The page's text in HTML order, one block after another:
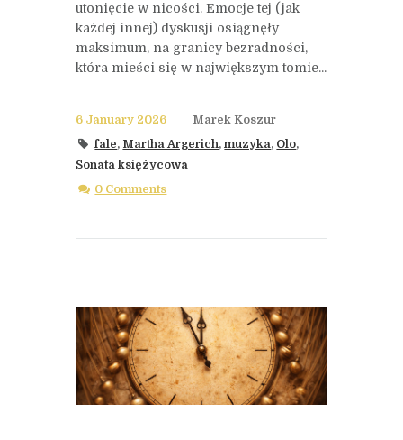
utonięcie w nicości. Emocje tej (jak
każdej innej) dyskusji osiągnęły
maksimum, na granicy bezradności,
która mieści się w największym tomie...
6 January 2026
Marek Koszur
fale, Martha Argerich,muzyka, Olo,
Sonata księżycowa
0 Comments